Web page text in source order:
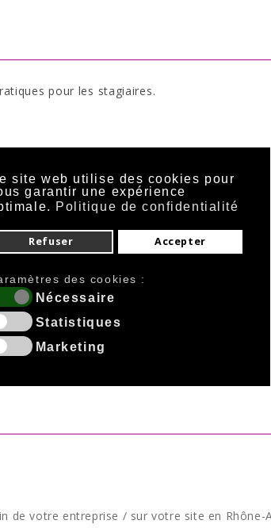
site web utilise des cookies pour
garantir une expérience
Politique de confidentialité
Refuser Accepter
des cookies :
Nécessaire
Statistiques
Marketing
pour les stagiaires.
balisage, assemblage
de votre entreprise / sur votre site en Rhône-